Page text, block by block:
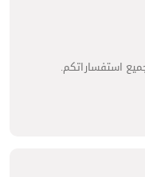
استفساراتكم.